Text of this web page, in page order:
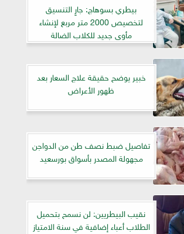
بيطري بسوهاج: جارٍ التنسيق
لتخصيص 2000 متر مربع لإنشاء
مأوى جديد للكلاب الضالة
خبير يوضح حقيقة علاج السعار بعد
ظهور الأعراض
تفاصيل ضبط نصف طن من الدواجن
مجهولة المصدر بأسواق بورسعيد
نقيب البيطريين: لن نسمح بتحميل
الطلاب أعباء إضافية في سنة الامتياز